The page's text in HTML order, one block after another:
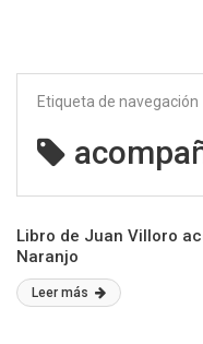
Etiqueta de navegación
Libro de Juan Villoro
Naranjo
Leer más